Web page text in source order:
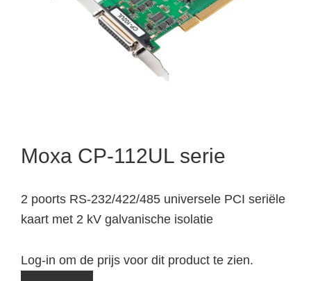
Moxa CP-112UL serie
2 poorts RS-232/422/485 universele PCI seriële
kaart met 2 kV galvanische isolatie
Log-in om de prijs voor dit product te zien.